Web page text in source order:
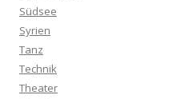
Südsee
Syrien
Tanz
Technik
Theater